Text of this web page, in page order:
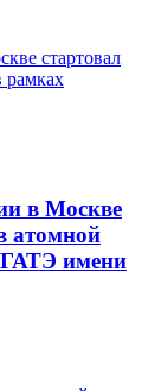
в Москве
атомной
имени